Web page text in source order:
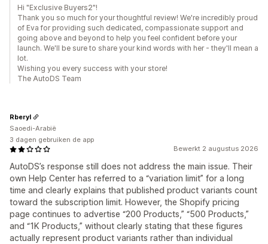
Hi "Exclusive Buyers2"!
Thank you so much for your thoughtful review! We're incredibly proud
of Eva for providing such dedicated, compassionate support and
going above and beyond to help you feel confident before your
launch. We'll be sure to share your kind words with her - they'll mean a
lot.
Wishing you every success with your store!
The AutoDS Team
Bewerkt 2 augustus 2026
AutoDS’s response still does not address the main issue. Their
own Help Center has referred to a “variation limit” for a long
time and clearly explains that published product variants count
toward the subscription limit. However, the Shopify pricing
page continues to advertise “200 Products,” “500 Products,”
and “1K Products,” without clearly stating that these figures
actually represent product variants rather than individual
Rberyl
Saoedi-Arabië
3 dagen gebruiken de app